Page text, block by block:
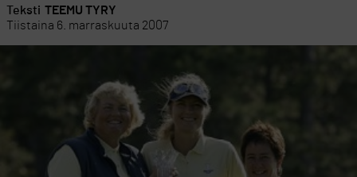
Teksti TEEMU TYRY
Tiistaina 6. marraskuuta 2007